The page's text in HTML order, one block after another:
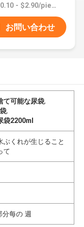
価格：$0.10 - $2.90/pieces
お問い合わせ
て可能な尿袋,
,
袋2200ml
ぶくれが生じること
て
每の 週